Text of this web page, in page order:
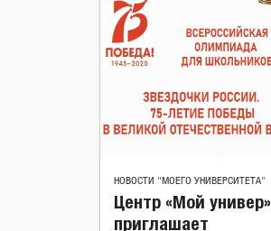
НОВОСТИ "МОЕГО УНИВЕРСИТЕТА"
Центр «Мой универ»
приглашает